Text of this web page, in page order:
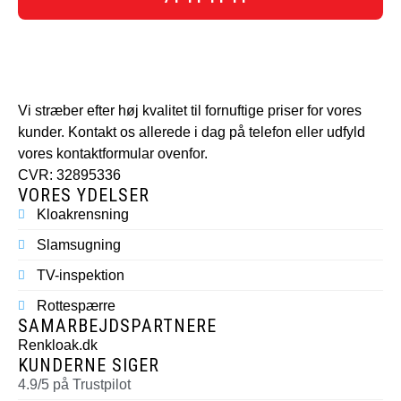
Vi stræber efter høj kvalitet til fornuftige priser for vores
kunder. Kontakt os allerede i dag på telefon eller udfyld
vores kontaktformular ovenfor.
CVR: 32895336
VORES YDELSER
Kloakrensning
Slamsugning
TV-inspektion
Rottespærre
SAMARBEJDSPARTNERE
Renkloak.dk
KUNDERNE SIGER
4.9/5 på Trustpilot